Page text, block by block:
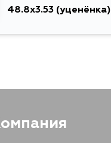
48.8x3.53 (уценёнка)